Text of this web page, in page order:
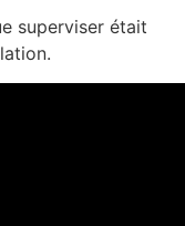
superviser était